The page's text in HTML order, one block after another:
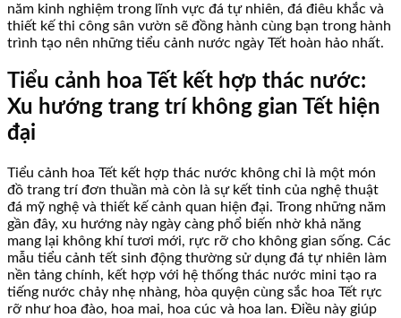
năm kinh nghiệm trong lĩnh vực đá tự nhiên, đá điêu khắc và
thiết kế thi công sân vườn sẽ đồng hành cùng bạn trong hành
trình tạo nên những tiểu cảnh nước ngày Tết hoàn hảo nhất.
Tiểu cảnh hoa Tết kết hợp thác nước:
Xu hướng trang trí không gian Tết hiện
đại
Tiểu cảnh hoa Tết kết hợp thác nước không chỉ là một món
đồ trang trí đơn thuần mà còn là sự kết tinh của nghệ thuật
đá mỹ nghệ và thiết kế cảnh quan hiện đại. Trong những năm
gần đây, xu hướng này ngày càng phổ biến nhờ khả năng
mang lại không khí tươi mới, rực rỡ cho không gian sống. Các
mẫu tiểu cảnh tết sinh động thường sử dụng đá tự nhiên làm
nền tảng chính, kết hợp với hệ thống thác nước mini tạo ra
tiếng nước chảy nhẹ nhàng, hòa quyện cùng sắc hoa Tết rực
rỡ như hoa đào, hoa mai, hoa cúc và hoa lan. Điều này giúp